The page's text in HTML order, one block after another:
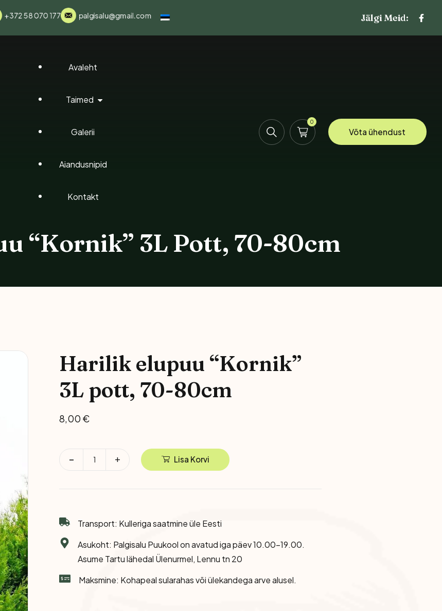
+372 58 070 177 palgisalu@gmail.com Jälgi Meid:
Avaleht
Taimed
Magnooliad
Kuused
Lehtpuud Ja Põõsad
Eksootilised Taimed
Galerii
Aiandusnipid
Kontakt
0
Võta ühendust
“Kornik” 3L Pott, 70-80cm
Harilik elupuu “Kornik”
3L pott, 70-80cm
8,00 €
Lisa Korvi
Transport: Kulleriga saatmine üle Eesti
Asukoht: Palgisalu Puukool on avatud iga päev 10.00-19.00.
Asume Tartu lähedal Ülenurmel, Lennu tn 20
Maksmine: Kohapeal sularahas või ülekandega arve alusel.